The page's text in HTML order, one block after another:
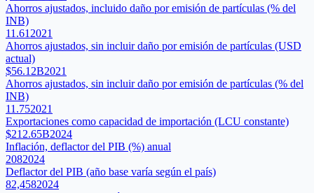
Ahorros ajustados, incluido daño por emisión de partículas (% del
INB)
11.61 2021
Ahorros ajustados, sin incluir daño por emisión de partículas (USD
actual)
$56.12B2021
Ahorros ajustados, sin incluir daño por emisión de partículas (% del
INB)
11.752021
Exportaciones como capacidad de importación (LCU constante)
$212.65B2024
Inflación, deflactor del PIB (%) anual
2082024
Deflactor del PIB (año base varía según el país)
82,4582024